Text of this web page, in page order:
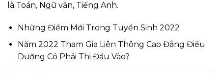
là Toán, Ngữ văn, Tiếng Anh.
Những Điểm Mới Trong Tuyển Sinh 2022
Năm 2022 Tham Gia Liên Thông Cao Đẳng Điều
Dưỡng Có Phải Thi Đầu Vào?